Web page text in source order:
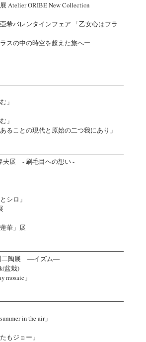
Atelier ORIBE New Collection
希バレンタインフェア 「乙女心はフラ
スの中の時空を超えた旅へー
」
」
ることの現代と原始の二つ我にあり」
夫展 - 刷毛目への想い -
シロ」
華」展
二陶展 ―イズム―
盆栽)
mosaic」
in the air」
もジョー」